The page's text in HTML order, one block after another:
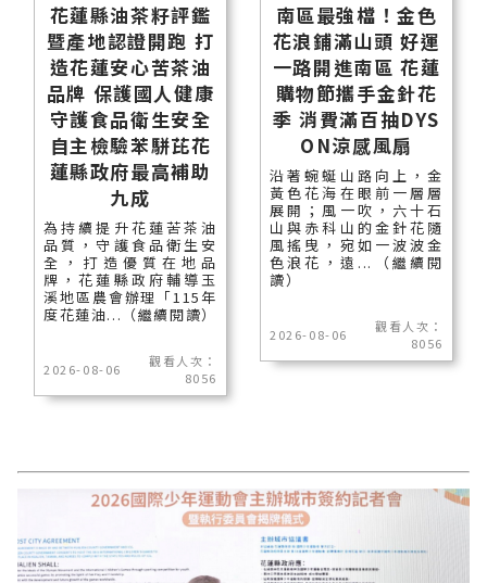
花蓮縣油茶籽評鑑
暨產地認證開跑 打
造花蓮安心苦茶油
品牌 保護國人健康
守護食品衛生安全
自主檢驗苯駢芘花
蓮縣政府最高補助
九成
為持續提升花蓮苦茶油
品質，守護食品衛生安
全，打造優質在地品
牌，花蓮縣政府輔導玉
溪地區農會辦理「115年
度花蓮油...（繼續閱讀）
2026-08-06
觀看人次：
8056
南區最強檔！金色
花浪鋪滿山頭 好運
一路開進南區 花蓮
購物節攜手金針花
季 消費滿百抽DYS
ON涼感風扇
沿著蜿蜒山路向上，金
黃色花海在眼前一層層
展開；風一吹，六十石
山與赤科山的金針花隨
風搖曳，宛如一波波金
色浪花，遠...（繼續閱
讀）
2026-08-06
觀看人次：
8056